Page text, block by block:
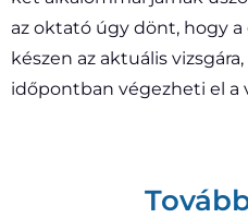
az oktató úgy dönt, hogy a
készen az aktuális
időpontban végezheti el a